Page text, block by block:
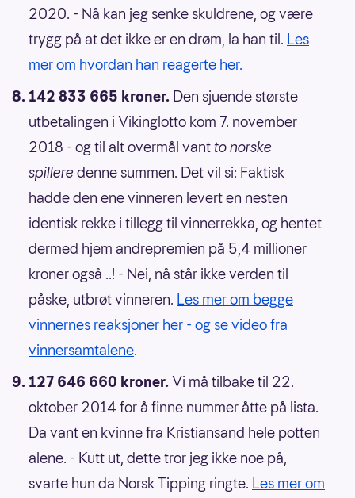
2020. - Nå kan jeg senke skuldrene, og være
trygg på at det ikke er en drøm, la han til. Les
mer om hvordan han reagerte her.
142 833 665 kroner. Den sjuende største
utbetalingen i Vikinglotto kom 7. november
2018 - og til alt overmål vantto norske
spillere denne summen. Det vil si: Faktisk
hadde den ene vinneren levert en nesten
identisk rekke i tillegg til vinnerrekka, og hentet
dermed hjem andrepremien på 5,4 millioner
kroner også ..! - Nei, nå står ikke verden til
påske, utbrøt vinneren. Les mer om begge
vinnernes reaksjoner her - og se video fra
vinnersamtalene.
127 646 660 kroner.Vi må tilbake til 22.
oktober 2014 for å finne nummer åtte på lista.
Da vant en kvinne fra Kristiansand hele potten
alene. - Kutt ut, dette tror jeg ikke noe på,
svarte hun da Norsk Tipping ringte. Les mer om